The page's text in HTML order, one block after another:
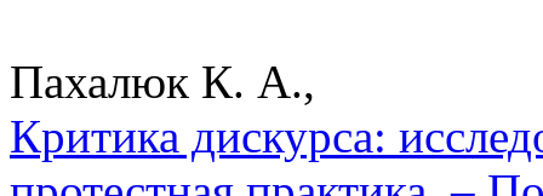
Пахалюк К. А.,
Критика дискурса: